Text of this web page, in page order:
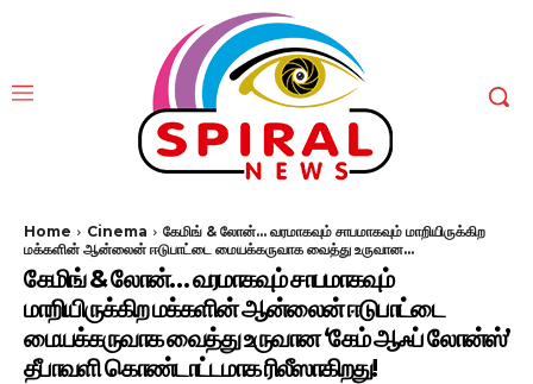
Home Cinema
கேமிங் & லோன்... வரமாகவும் சாபமாகவும் மாறியிருக்கிற
மக்களின் ஆன்லைன் ஈடுபாட்டை மையக்கருவாக வைத்து உருவான...
கேமிங் & லோன்… வரமாகவும் சாபமாகவும்
மாறியிருக்கிற மக்களின் ஆன்லைன் ஈடுபாட்டை
மையக்கருவாக வைத்து உருவான ‘கேம் ஆஃப் லோன்ஸ்’
தீபாவளி கொண்டாட்டமாக ரிலீஸாகிறது!